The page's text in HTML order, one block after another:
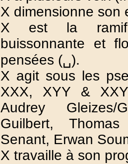
X dimensionne son
X est la
buissonnante et
pensées (␣).
X agit sous les
XXX, XYY &
Audrey Gleizes/
Guilbert,
Senant, Erwan
X travaille à son